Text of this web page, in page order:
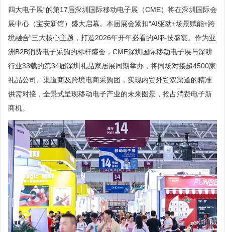
四大电子展”的第17届深圳国际移动电子展（CME）将在深圳国际会
展中心（宝安新馆）盛大启幕。本届展会紧扣“AI驱动+场景赋能+跨
境融合”三大核心主题，打造2026年开年必看的AI科技盛宴。作为亚
洲B2B消费电子采购的标杆盛会，CME深圳国际移动电子展与深耕
行业33载的第34届深圳礼品家居展同期举办，将同场对接超4500家
礼品公司、渠道商及跨境电商采购团，实现内贸外贸双渠道的精准
供需对接，全景式呈现移动电子产业的未来图景，抢占消费电子新
商机。